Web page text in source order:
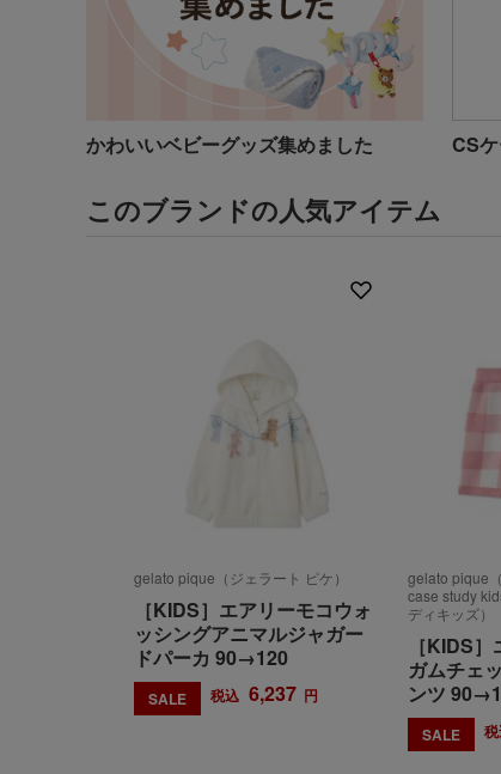
かわいいベビーグッズ集めました CS
このブランドの人気アイテム
gelato pique（ジェラート ピケ）
［KIDS］エアリーモコウォ
ッシングアニマルジャガー
ドパーカ 90→120
SALE 税込 6,237 円
gelato pique
case study
ディキッズ）
［KIDS
ガムチェ
ンツ
SALE